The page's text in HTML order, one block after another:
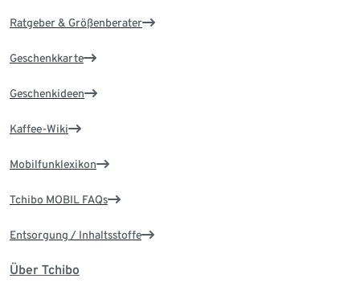
Ratgeber & Größenberater
Geschenkkarte
Geschenkideen
Kaffee-Wiki
Mobilfunklexikon
Tchibo MOBIL FAQs
Entsorgung / Inhaltsstoffe
Über Tchibo